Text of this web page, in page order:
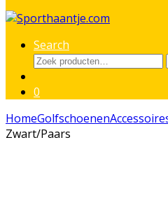
Search
Zoeken
0
HomeGolfschoenen
Zwart/Paars